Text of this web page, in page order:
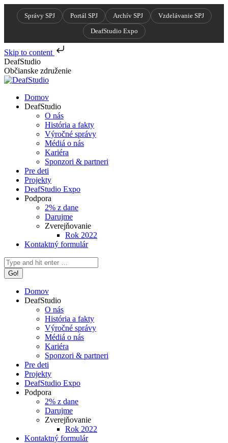
Správy SPJ Portál SPJ Archív SPJ
Vzdelávanie SPJ
DeafStudio Expo
Skip to content
Skip
to
content
DeafStudio
Občianske združenie
Domov
DeafStudio
O nás
História a fakty
Výročné správy
Médiá o nás
Kariéra
Sponzori & partneri
Pre deti
Projekty
DeafStudio Expo
Podpora
2% z dane
Darujme
Zverejňovanie
Rok 2022
Kontaktný formulár
Search:
Domov
DeafStudio
O nás
História a fakty
Výročné správy
Médiá o nás
Kariéra
Sponzori & partneri
Pre deti
Projekty
DeafStudio Expo
Podpora
2% z dane
Darujme
Zverejňovanie
Rok 2022
Kontaktný formulár